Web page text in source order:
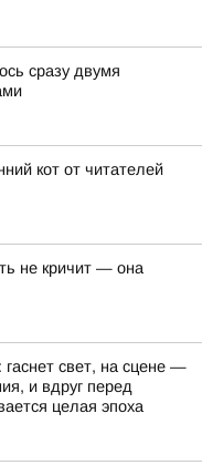
сразу двумя
кот от читателей
не кричит — она
гаснет свет, на сцене —
и вдруг перед
целая эпоха